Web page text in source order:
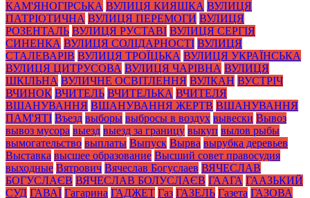
КАМ'ЯНОГІРСЬКА ВУЛИЦЯ КИЯШКА ВУЛИЦЯ
ПАТРІОТИЧНА ВУЛИЦЯ ПЕРЕМОГИ ВУЛИЦЯ
РОЗЕНТАЛЬ ВУЛИЦЯ РУСТАВІ ВУЛИЦЯ СЕРГІЯ
СИНЕНКА ВУЛИЦЯ СОЛІДАРНОСТІ ВУЛИЦЯ
СТАЛЕВАРІВ ВУЛИЦЯ ТРОЇЦЬКА ВУЛИЦЯ УКРАЇНСЬКА
ВУЛИЦЯ ЦИТРУСОВА ВУЛИЦЯ ЧАРІВНА ВУЛИЦЯ
ШКІЛЬНА ВУЛИЧНЕ ОСВІТЛЕННЯ ВУЛКАН ВУСТРІЧ
ВЧИНОК ВЧИТЕЛЬ ВЧИТЕЛЬКА ВЧИТЕЛЯ
ВШАНУВАННЯ ВШАНУВАННЯ ЖЕРТВ ВШАНУВАННЯ
ПАМ'ЯТІ Въезд выборы выбросы в воздух вывески Вывоз
вывоз мусора выезд выезд за границу выкуп вылов рыбы
вымогательство выплаты Выпуск Вырва вырубка деревьев
Выставка высшее образование Высший совет правосудия
выходные Вятрович Вячеслав Богуслаев ВЯЧЕСЛАВ
БОГУСЛАЄВ ВЯЧЕСЛАВ БОЛУСЛАЄВ ГААГА ГААЗЬКИЙ
СУД ГАВАЇ Гагарина ГАДЖЕТ Газ ГАЗЕЛЬ Газета ГАЗОВА